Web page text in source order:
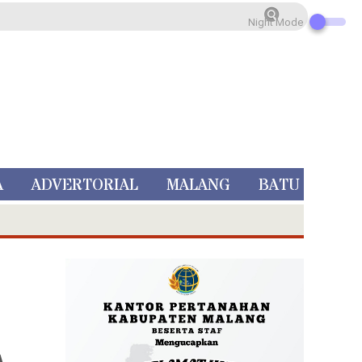
ADVERTORIAL MALANG BATU
Night Mode